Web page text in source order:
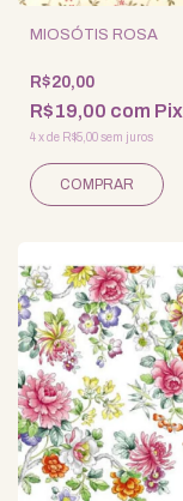
MIOSÓTIS ROSA
R$20,00
R$19,00 com Pix
4xde R$5,00sem juros